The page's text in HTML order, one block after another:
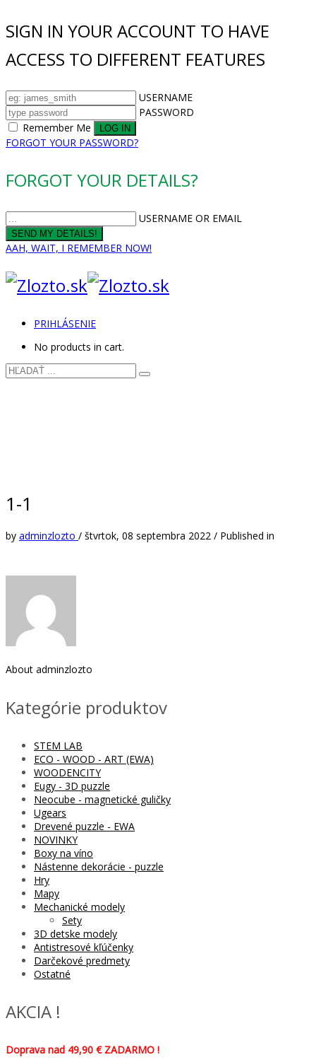
SIGN IN YOUR ACCOUNT TO HAVE
ACCESS TO DIFFERENT FEATURES
USERNAME
PASSWORD
Remember Me
FORGOT YOUR PASSWORD?
FORGOT YOUR DETAILS?
USERNAME OR EMAIL
AAH, WAIT, I REMEMBER NOW!
PRIHLÁSENIE
No products in cart.
1-1
by adminzlozto / štvrtok, 08 septembra 2022 / Published in
About adminzlozto
Kategórie produktov
STEM LAB
ECO - WOOD - ART (EWA)
WOODENCITY
Eugy - 3D puzzle
Neocube - magnetické guličky
Ugears
Drevené puzzle - EWA
NOVINKY
Boxy na víno
Nástenne dekorácie - puzzle
Hry
Mapy
Mechanické modely
Sety
3D detske modely
Antistresové kľúčenky
Darčekové predmety
Ostatné
AKCIA !
Doprava nad 49,90 € ZADARMO !